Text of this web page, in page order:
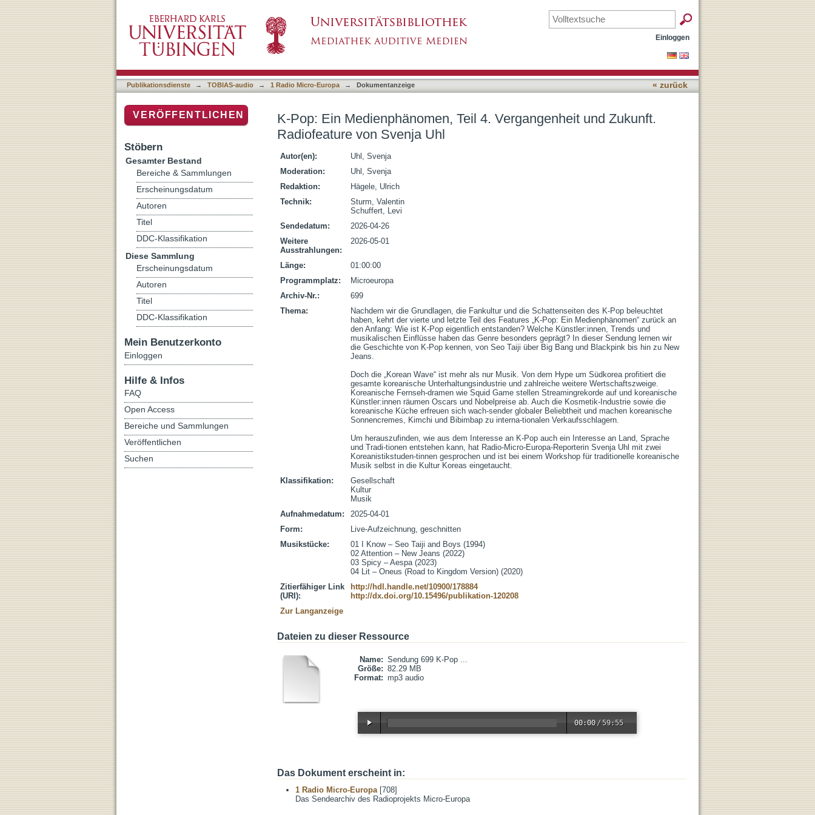
K-Pop: Ein Medienphänomen, Teil 4. Vergangenheit und Zukunft. Radiofeature von Svenja Uhl
Einloggen
Publikationsdienste → TOBIAS-audio → 1 Radio Micro-Europa → Dokumentanzeige « zurück
K-Pop: Ein Medienphänomen, Teil 4. Vergangenheit und Zukunft.
Radiofeature von Svenja Uhl
Autor(en):
Uhl, Svenja
Moderation:
Uhl, Svenja
Redaktion:
Hägele, Ulrich
Technik:
Sturm, Valentin
Schuffert, Levi
Sendedatum:
2026-04-26
Weitere
Ausstrahlungen:
2026-05-01
Länge:
01:00:00
Programmplatz:
Microeuropa
Archiv-Nr.:
699
Thema:
Nachdem wir die Grundlagen, die Fankultur und die Schattenseiten des K-Pop beleuchtet
haben, kehrt der vierte und letzte Teil des Features „K-Pop: Ein Medienphänomen“ zurück an
den Anfang: Wie ist K-Pop eigentlich entstanden? Welche Künstler:innen, Trends und
musikalischen Einflüsse haben das Genre besonders geprägt? In dieser Sendung lernen wir
die Geschichte von K-Pop kennen, von Seo Taiji über Big Bang und Blackpink bis hin zu New
Jeans.
Doch die „Korean Wave“ ist mehr als nur Musik. Von dem Hype um Südkorea profitiert die
gesamte koreanische Unterhaltungsindustrie und zahlreiche weitere Wertschaftszweige.
Koreanische Fernseh-dramen wie Squid Game stellen Streamingrekorde auf und koreanische
Künstler:innen räumen Oscars und Nobelpreise ab. Auch die Kosmetik-Industrie sowie die
koreanische Küche erfreuen sich wach-sender globaler Beliebtheit und machen koreanische
Sonnencremes, Kimchi und Bibimbap zu interna-tionalen Verkaufsschlagern.
Um herauszufinden, wie aus dem Interesse an K-Pop auch ein Interesse an Land, Sprache
und Tradi-tionen entstehen kann, hat Radio-Micro-Europa-Reporterin Svenja Uhl mit zwei
Koreanistikstuden-tinnen gesprochen und ist bei einem Workshop für traditionelle koreanische
Musik selbst in die Kultur Koreas eingetaucht.
Klassifikation:
Gesellschaft
Kultur
Musik
Aufnahmedatum:
2025-04-01
Form:
Live-Aufzeichnung, geschnitten
Musikstücke:
01 I Know – Seo Taiji and Boys (1994)
02 Attention – New Jeans (2022)
03 Spicy – Aespa (2023)
04 Lit – Oneus (Road to Kingdom Version) (2020)
Zitierfähiger Link
(URI):
http://hdl.handle.net/10900/178884
http://dx.doi.org/10.15496/publikation-120208
Zur Langanzeige
Dateien zu dieser Ressource
Name: Sendung 699 K-Pop ...
Größe: 82.29 MB
Format: mp3 audio
00:00 / 59:55
Das Dokument erscheint in:
1 Radio Micro-Europa[708]
Das Sendearchiv des Radioprojekts Micro-Europa
VERÖFFENTLICHEN
Stöbern
Gesamter Bestand
Bereiche & Sammlungen
Erscheinungsdatum
Autoren
Titel
DDC-Klassifikation
Diese Sammlung
Erscheinungsdatum
Autoren
Titel
DDC-Klassifikation
Mein Benutzerkonto
Einloggen
Hilfe & Infos
FAQ
Open Access
Bereiche und Sammlungen
Veröffentlichen
Suchen